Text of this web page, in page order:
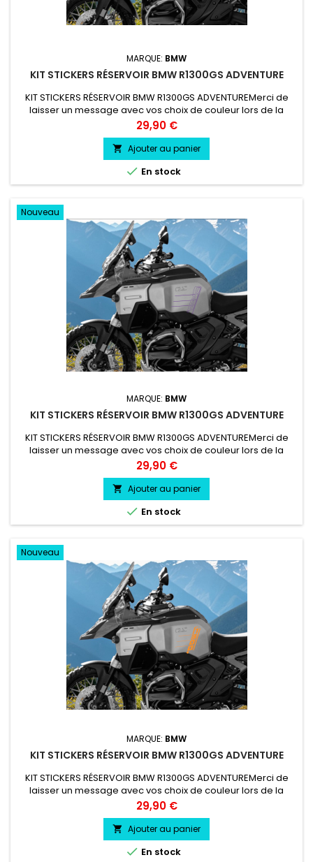
MARQUE: BMW
KIT STICKERS RÉSERVOIR BMW R1300GS ADVENTURE
KIT STICKERS RÉSERVOIR BMW R1300GS ADVENTUREMerci de
laisser un message avec vos choix de couleur lors de la
commande COULEUR AU CHOIX vinyle professionnel très
résistant résiste a l'eau, essence, chaleur, froid.
Prix
29,90 €
 Ajouter au panier
 En stock
Nouveau
MARQUE: BMW
KIT STICKERS RÉSERVOIR BMW R1300GS ADVENTURE
KIT STICKERS RÉSERVOIR BMW R1300GS ADVENTUREMerci de
laisser un message avec vos choix de couleur lors de la
commande COULEUR AU CHOIX vinyle professionnel très
résistant résiste a l'eau, essence, chaleur, froid.
Prix
29,90 €
 Ajouter au panier
 En stock
Nouveau
MARQUE: BMW
KIT STICKERS RÉSERVOIR BMW R1300GS ADVENTURE
KIT STICKERS RÉSERVOIR BMW R1300GS ADVENTUREMerci de
laisser un message avec vos choix de couleur lors de la
commande COULEUR AU CHOIX vinyle professionnel très
résistant résiste a l'eau, essence, chaleur, froid.
Prix
29,90 €
 Ajouter au panier
 En stock